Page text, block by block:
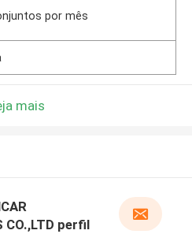
por mês
mais
CO.,LTD perfil